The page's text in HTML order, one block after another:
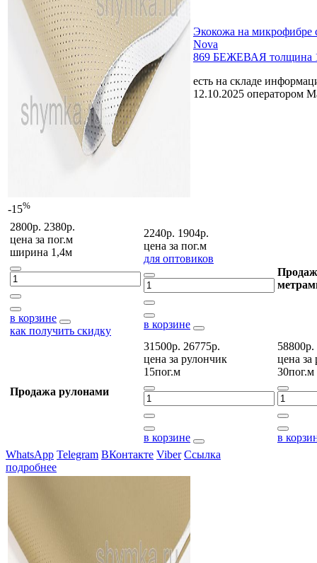
-15%
Экокожа на микрофибре
Nova
869 БЕЖЕВАЯ толщина
есть на складе
12.10.2025 оператором
2800р. 2380р.
цена за пог.м
ширина 1,4м
в корзине
как получить скидку
2240р. 1904р.
цена за пог.м
для оптовиков
в корзине
Продажа рулонами
31500р. 26775р.
цена за рулончик
15пог.м
в корзине
58800р.
цена за
30пог.м
в
WhatsApp Telegram ВКонтакте Viber Ссылка
подробнее